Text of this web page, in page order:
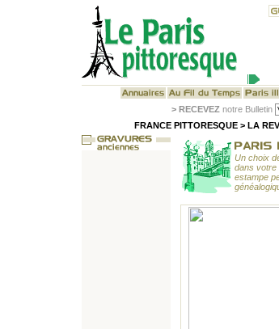
> RECEVEZ notre Bulletin
FRANCE PITTORESQUE > LA
Un choix
dans votre
estampe